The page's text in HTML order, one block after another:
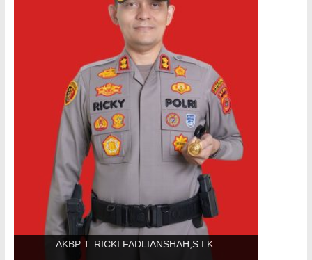
AKBP T. RICKI FADLIANSHAH,S.I.K.